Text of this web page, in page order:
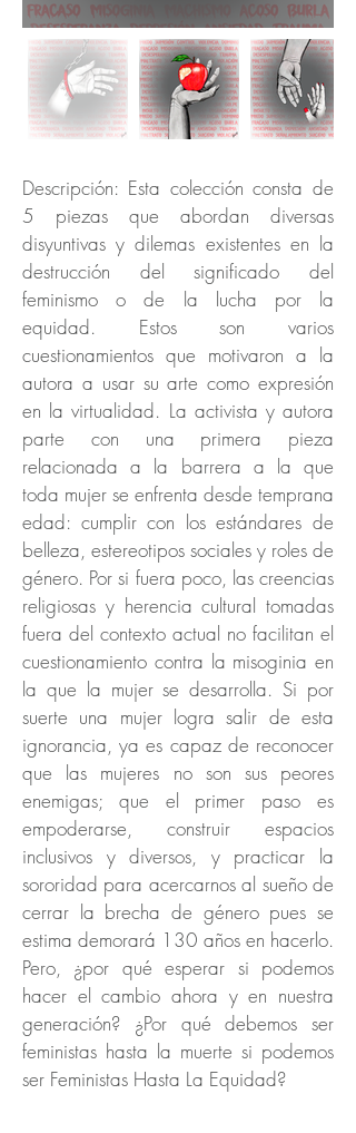
Descripción: Esta colección consta de
5 piezas que abordan diversas
disyuntivas y dilemas existentes en la
destrucción del significado del
feminismo o de la lucha por la
equidad. Estos son varios
cuestionamientos que motivaron a la
autora a usar su arte como expresión
en la virtualidad. La activista y autora
parte con una primera pieza
relacionada a la barrera a la que
toda mujer se enfrenta desde temprana
edad: cumplir con los estándares de
belleza, estereotipos sociales y roles de
género. Por si fuera poco, las creencias
religiosas y herencia cultural tomadas
fuera del contexto actual no facilitan el
cuestionamiento contra la misoginia en
la que la mujer se desarrolla. Si por
suerte una mujer logra salir de esta
ignorancia, ya es capaz de reconocer
que las mujeres no son sus peores
enemigas; que el primer paso es
empoderarse, construir espacios
inclusivos y diversos, y practicar la
sororidad para acercarnos al sueño de
cerrar la brecha de género pues se
estima demorará 130 años en hacerlo.
Pero, ¿por qué esperar si podemos
hacer el cambio ahora y en nuestra
generación? ¿Por qué debemos ser
feministas hasta la muerte si podemos
ser Feministas Hasta La Equidad?